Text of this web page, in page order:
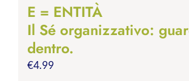
E = ENTITÀ
Il Sé organizzativo:
dentro.
€4.99